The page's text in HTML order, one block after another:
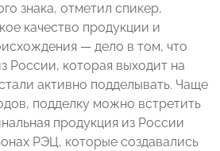
знака, отметил спикер,
качество продукции и
— дело в том, что
России, которая выходит на
активно подделывать. Чаще
подделку можно встретить
продукция из России
РЭЦ, которые создавались